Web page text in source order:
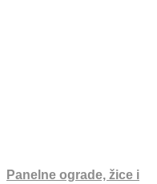
Panelne ograde, žice i